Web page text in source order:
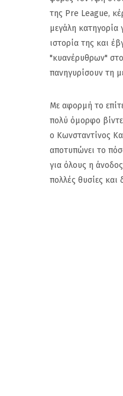
της Pre League,
μεγάλη
ιστορία της και
"κυανέρυθρων"
πανηγυρίσουν τη
Με αφορμή το
πολύ όμορφο
ο Κωνσταντίνος
αποτυπώνει το
για όλους η
πολλές θυσίες και